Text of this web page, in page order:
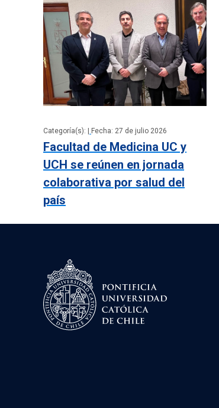
Categoría(s): | Fecha: 27 de julio 2026
Facultad de Medicina UC y
UCH se reúnen en jornada
colaborativa por salud del
país